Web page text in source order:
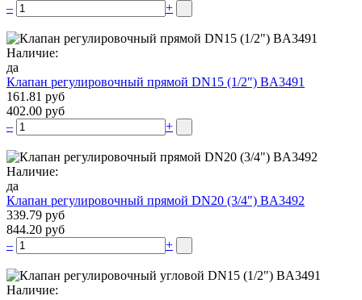
–
+
Наличие:
да
Клапан регулировочный прямой DN15 (1/2″) BA3491
161.81 руб
402.00 руб
–
+
Наличие:
да
Клапан регулировочный прямой DN20 (3/4″) BA3492
339.79 руб
844.20 руб
–
+
Наличие: